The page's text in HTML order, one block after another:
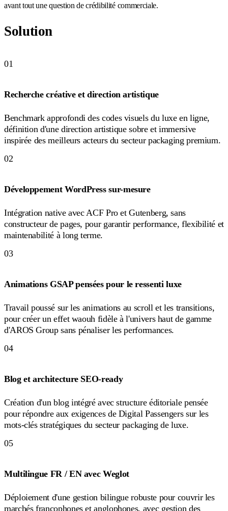
avant tout une question de crédibilité commerciale.
Solution
01
Recherche créative et direction artistique
Benchmark approfondi des codes visuels du luxe en ligne,
définition d'une direction artistique sobre et immersive
inspirée des meilleurs acteurs du secteur packaging premium.
02
Développement WordPress sur-mesure
Intégration native avec ACF Pro et Gutenberg, sans
constructeur de pages, pour garantir performance, flexibilité et
maintenabilité à long terme.
03
Animations GSAP pensées pour le ressenti luxe
Travail poussé sur les animations au scroll et les transitions,
pour créer un effet waouh fidèle à l'univers haut de gamme
d'AROS Group sans pénaliser les performances.
04
Blog et architecture SEO-ready
Création d'un blog intégré avec structure éditoriale pensée
pour répondre aux exigences de Digital Passengers sur les
mots-clés stratégiques du secteur packaging de luxe.
05
Multilingue FR / EN avec Weglot
Déploiement d'une gestion bilingue robuste pour couvrir les
marchés francophones et anglophones, avec gestion des